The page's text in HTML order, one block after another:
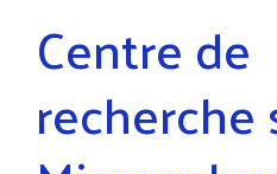
Centre de
recherche